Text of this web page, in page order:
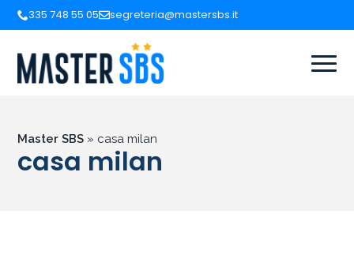
335 748 55 05 segreteria@mastersbs.it
Master SBS » casa milan
casa milan